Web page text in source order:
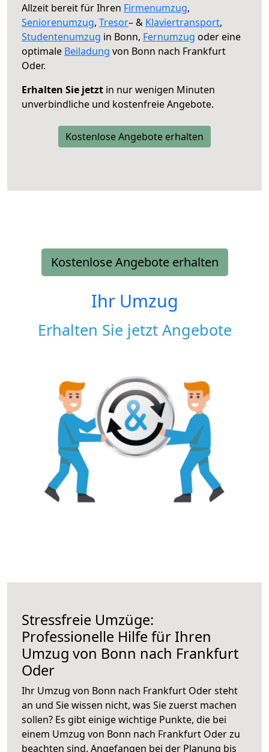
Allzeit bereit für Ihren Firmenumzug,
Seniorenumzug, Tresor– & Klaviertransport,
Studentenumzug in Bonn, Fernumzug oder eine
optimale Beiladung von Bonn nach Frankfurt
Oder.
Erhalten Sie jetzt in nur wenigen Minuten
unverbindliche und kostenfreie Angebote.
Kostenlose Angebote erhalten
Kostenlose Angebote erhalten
Ihr Umzug
Erhalten Sie jetzt Angebote
Stressfreie Umzüge:
Professionelle Hilfe für Ihren
Umzug von Bonn nach Frankfurt
Oder
Ihr Umzug von Bonn nach Frankfurt Oder steht
an und Sie wissen nicht, was Sie zuerst machen
sollen? Es gibt einige wichtige Punkte, die bei
einem Umzug von Bonn nach Frankfurt Oder zu
beachten sind. Angefangen bei der Planung bis